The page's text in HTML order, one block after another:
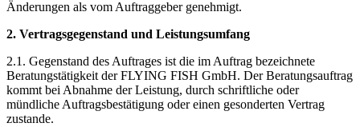
Änderungen als vom Auftraggeber genehmigt.
2. Vertragsgegenstand und Leistungsumfang
2.1. Gegenstand des Auftrages ist die im Auftrag bezeichnete
Beratungstätigkeit der FLYING FISH GmbH. Der Beratungsauftrag
kommt bei Abnahme der Leistung, durch schriftliche oder
mündliche Auftragsbestätigung oder einen gesonderten Vertrag
zustande.